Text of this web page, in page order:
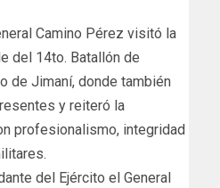
Camino Pérez visitó la
del 14to. Batallón de
de Jimaní, donde también
y reiteró la
profesionalismo, integridad
del Ejército el General